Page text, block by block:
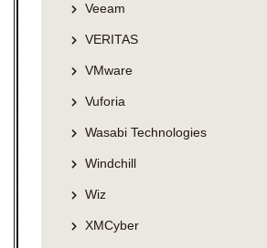
Veeam
VERITAS
VMware
Vuforia
Wasabi Technologies
Windchill
Wiz
XMCyber